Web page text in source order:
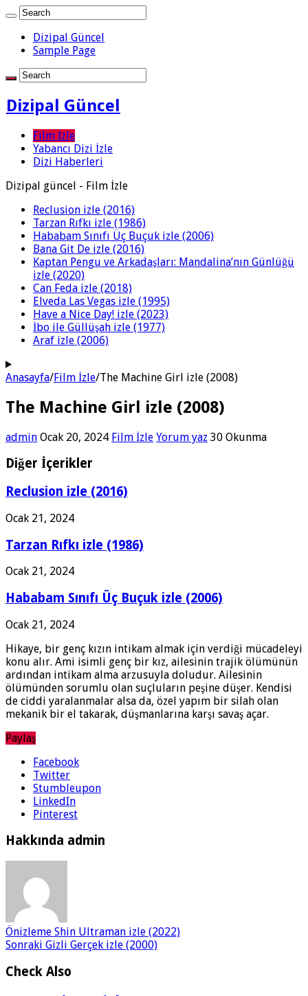
Dizipal Güncel
Sample Page
Dizipal Güncel
Film İzle
Yabancı Dizi İzle
Dizi Haberleri
Dizipal güncel - Film İzle
Reclusion izle (2016)
Tarzan Rıfkı izle (1986)
Hababam Sınıfı Üç Buçuk izle (2006)
Bana Git De izle (2016)
Kaptan Pengu ve Arkadaşları: Mandalina’nın Günlüğü
izle (2020)
Can Feda izle (2018)
Elveda Las Vegas izle (1995)
Have a Nice Day! izle (2023)
İbo ile Güllüşah izle (1977)
Araf izle (2006)
Anasayfa/Film İzle/The Machine Girl izle (2008)
The Machine Girl izle (2008)
admin Ocak 20, 2024 Film İzle Yorum yaz 30 Okunma
Diğer İçerikler
Reclusion izle (2016)
Ocak 21, 2024
Tarzan Rıfkı izle (1986)
Ocak 21, 2024
Hababam Sınıfı Üç Buçuk izle (2006)
Ocak 21, 2024
Hikaye, bir genç kızın intikam almak için verdiği mücadeleyi
konu alır. Ami isimli genç bir kız, ailesinin trajik ölümünün
ardından intikam alma arzusuyla doludur. Ailesinin
ölümünden sorumlu olan suçluların peşine düşer. Kendisi
de ciddi yaralanmalar alsa da, özel yapım bir silah olan
mekanik bir el takarak, düşmanlarına karşı savaş açar.
Paylaş
Facebook
Twitter
Stumbleupon
LinkedIn
Pinterest
Hakkında admin
Önizleme Shin Ultraman izle (2022)
Sonraki Gizli Gerçek izle (2000)
Check Also